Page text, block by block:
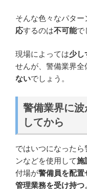
そんな色々なパタ
応するのは不可能で
現場によっては少し
せんが、警備業界全
ないでしょう。
警備業界に
してから
ではいつになった
ンなどを使用して施
付場が警備員を配置
管理業務を受け持つ